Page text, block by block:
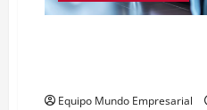
textil
Equipo Mundo Empresarial